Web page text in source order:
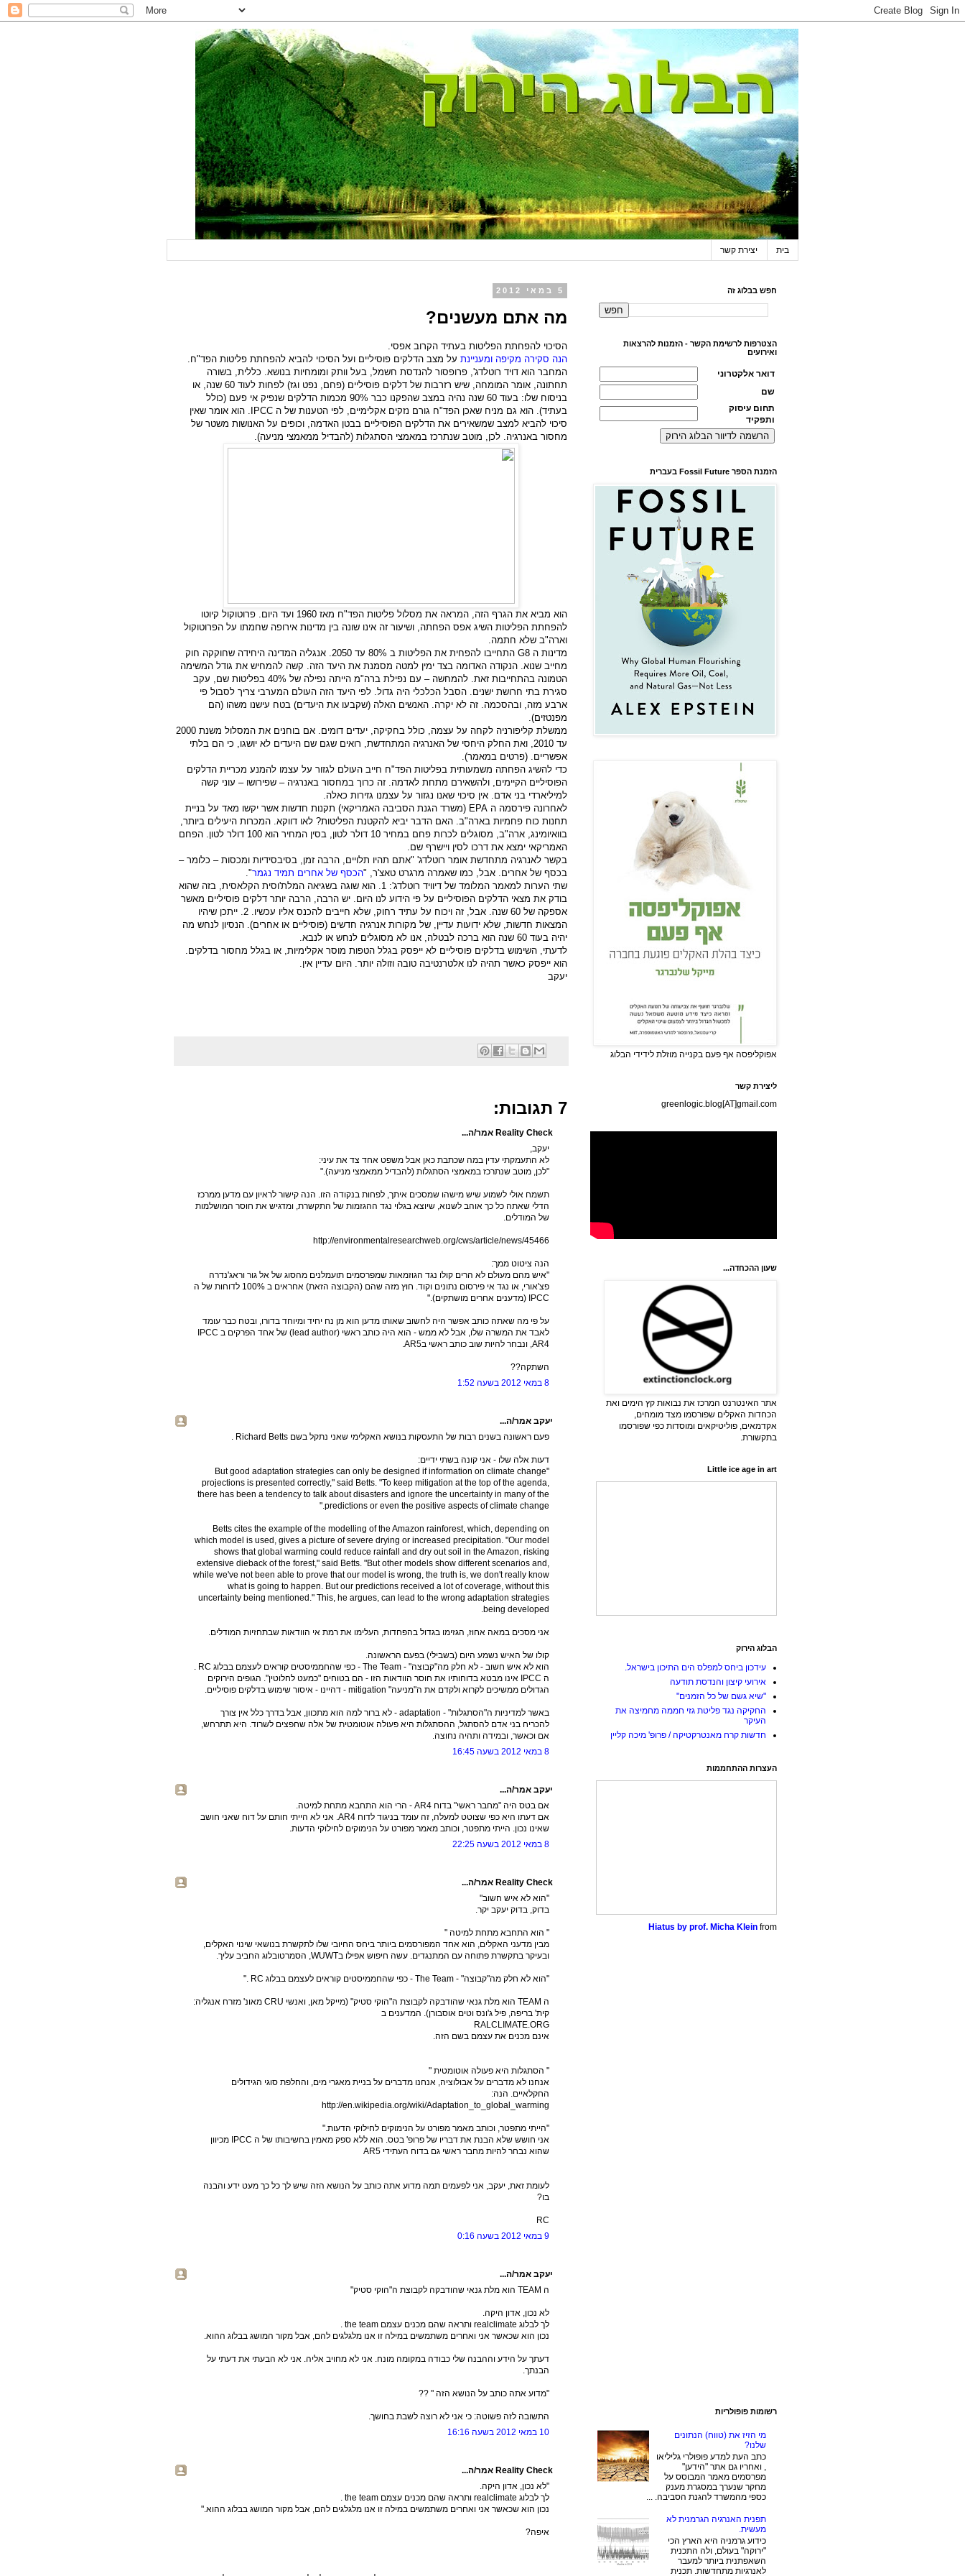
בית יצירת קשר
5 במאי 2012
מה אתם מעשנים?
הסיכוי להפחתת הפליטות בעתיד הקרוב אפסי.
הנה סקירה מקיפה ומעניינת על מצב הדלקים פוסיליים ועל הסיכוי להביא להפחתת פליטות הפד"ח.
המחבר הוא דויד רוטלדג', פרופסור להנדסת חשמל, בעל וותק ומומחיות בנושא. כללית, בשורה
תחתונה, אומר המומחה, שיש רזרבות של דלקים פוסיליים (פחם, נפט וגז) לפחות לעוד 60 שנה, או
בניסוח שלו: בעוד 60 שנה נהיה במצב שהפקנו כבר 90% מכמות הדלקים שנפיק אי פעם (כולל
בעתיד). הוא גם מניח שאכן הפד"ח גורם נזקים אקלימיים, לפי הטענות של ה IPCC . הוא אומר שאין
סיכוי להביא למצב שמשאירים את הדלקים הפוסיליים בבטן האדמה, וכופים על האנושות משטר של
מחסור באנרגיה. לכן, מוטב שנתרכז במאמצי הסתגלות (להבדיל ממאמצי מניעה).
הוא מביא את הגרף הזה, המראה את מסלול פליטות הפד"ח מאז 1960 ועד היום. פרוטוקול קיוטו
להפחתת הפליטות השיג אפס הפחתה, ושיעור זה אינו שונה בין מדינות אירופה שחמתו על הפרוטוקול
וארה"ב שלא חתמה.
מדינות ה G8
התחייבו להפחית את הפליטות ב 80% עד 2050. אנגליה המדינה היחידה שחוקקה חוק
מחייב שנוא. הנקודה האדומה בצד ימין למטה מסמנת את היעד הזה. קשה להמחיש את גודל המשימה
הטמונה בהתחייבות זאת. להמחשה – עם נפילת ברה"מ הייתה נפילה של 40% בפליטות שם, עקב
סגירת בתי חרושת ישנים. הסבל הכלכלי היה גדול. לפי היעד הזה העולם המערבי צריך לסבול פי
ארבע מזה, ובהסכמה. זה לא יקרה. האנשים האלה (שקבעו את היעדים) בטח עישנו משהו (הם
מפנטזים).
ממשלת קליפורניה לקחה על עצמה, כולל בחקיקה, יעדים דומים. אם בוחנים את המסלול משנת 2000
עד 2010, ואת החלק היחסי של האנרגיה המתחדשת, רואים שגם שם היעדים לא יושגו, כי הם בלתי
אפשריים. (פרטים במאמר).
כדי להשיג הפחתה משמעותית בפליטות הפד"ח חייב העולם לגזור על עצמו להמנע מכריית הדלקים
הפוסיליים הקיימים, ולהשאירם מתחת לאדמה. זה כרוך במחסור באנרגיה – שפירושו – עוני קשה
למיליארדי בני אדם. אין סיכוי שאנו נגזור על עצמנו גזירות כאלה.
לאחרונה פירסמה ה EPA (משרד הגנת הסביבה האמריקאי) תקנות חדשות אשר יקשו מאד על בניית
תחנות כוח פחמיות בארה"ב. האם הדבר יביא להקטנת הפליטות? לאו דווקא. המכרות היעילים ביותר,
בוואיומינג, ארה"ב, מסוגלים לכרות פחם במחיר 10 דולר לטון, בסין המחיר הוא 100 דולר לטון. הפחם
האמריקאי ימצא את דרכו לסין ויישרף שם.
בקשר לאנרגיה מתחדשת אומר רוטלדג' "אתם תהיו תלויים, הרבה זמן, בסיבסידיות ומכסות – כלומר –
בכסף של אחרים. אבל, כמו שאמרה מרגרט טאצ'ר, "הכסף של אחרים תמיד נגמר".
שתי הערות למאמר המלומד של דיוויד רוטלדג': 1. הוא שוגה בשגיאה המלת'וסית הקלאסית, בזה שהוא
בודק את מצאי הדלקים הפוסיליים על פי הידוע לנו היום. יש הרבה, הרבה יותר דלקים פוסיליים מאשר
אספקה של 60 שנה. אבל, זה ויכוח על עתיד רחוק, שלא חייבים להכנס אליו עכשיו. 2. ייתכן שיהיו
המצאות חדשות, שלא ידועות עדיין, של מקורות אנרגיה חדשים (פוסיליים או אחרים). הנסיון לנחש מה
יהיה בעוד 60 שנה הוא ברכה לבטלה, אנו לא מסוגלים לנחש או לנבא.
לדעתי, השימוש בדלקים פוסיליים לא ייפסק בגלל הטפות מוסר אקלימיות, או בגלל מחסור בדלקים.
הוא ייפסק כאשר תהיה לנו אלטרנטיבה טובה וזולה יותר. היום עדיין אין.
יעקב
7 תגובות:
Reality Check אמר/ה...
יעקב,
לא התעמקתי עדין במה שכתבת כאן אבל משפט אחד צד את עיני:
"לכן, מוטב שנתרכז במאמצי הסתגלות (להבדיל ממאמצי מניעה)."
תשמח אולי לשמוע שיש מישהו שמסכים איתך, לפחות בנקודה הזו. הנה קישור לראיון עם מדען ממרכז
הדלי שאתה כל כך אוהב לשנוא, שיוצא בגלוי נגד ההגזמות של התקשרת, ומדגיש את חוסר המושלמות
של המודלים.
http://environmentalresearchweb.org/cws/article/news/45466
הנה ציטוט ממך:
"איש מהם מעולם לא הרים קולו נגד הגוזמאות שמפרסמים תועמלנים מהסוג של אל גור וראג'נדרה
פצ'אורי, או נגד אי פירסום נתונים וקוד. חוץ מזה שהם (הקבוצה הזאת) אחראים ב 100% לדוחות של ה
IPCC (מדענים אחרים מושתקים)."
על פי מה שאתה כותב אפשר היה לחשוב שאותו מדען הוא מן נח יחיד ומיוחד בדורו, ובטח כבר עומד
לאבד את המשרה שלו, אבל לא ממש - הוא היה כותב ראשי (lead author) של אחד הפרקים ב IPCC
AR4, ונבחר להיות שוב כותב ראשי בAR5.
השתקה??
8 במאי 2012 בשעה 1:52
יעקב אמר/ה...
פעם ראשונה בשנים רבות של התעסקות בנושא האקלימי שאני נתקל בשם Richard Betts .
דעות אלה שלו - אני קונה בשתי ידיים:
"But good adaptation strategies can only be designed if information on climate change
projections is presented correctly," said Betts. "To keep mitigation at the top of the agenda,
there has been a tendency to talk about disasters and ignore the uncertainty in many of the
predictions or even the positive aspects of climate change."
Betts cites the example of the modelling of the Amazon rainforest, which, depending on
which model is used, gives a picture of severe drying or increased precipitation. "Our model
shows that global warming could reduce rainfall and dry out soil in the Amazon, risking
extensive dieback of the forest," said Betts. "But other models show different scenarios and,
while we've not been able to prove that our model is wrong, the truth is, we don't really know
what is going to happen. But our predictions received a lot of coverage, without this
uncertainty being mentioned." This, he argues, can lead to the wrong adaptation strategies
being developed.
אני מסכים במאה אחוז, הגזימו בגדול בהפחדות, העלימו את רמת אי הוודאות שבתחזיות המודלים.
קולו של האיש נשמע היום (בשבילי) בפעם הראשונה.
הוא לא איש חשוב - לא חלק מה"קבוצה" - The Team - כפי שהחממיסטים קוראים לעצמם בבלוג RC .
ה IPCC אינו מבטא בדוחותיו את חוסר הוודאות הזו - הם בטוחים "כמעט לחלוטין". הגופים הירוקים
הגדולים ממשיכים לקרוא ולקדם את ה"מניעה" mitigation - דהיינו - איסור שימוש בדלקים פוסיליים.
באשר למדיניות ה"הסתגלות" - adaptation - לא ברור למה הוא מתכוון, אבל בדרך כלל אין צורך
להכריח בני אדם להסתגל, ההסתגלות היא פעולה אוטומטית של אלה שחפצים לשרוד. היא תתרחש,
אם וכאשר, ובמידה ותהיה נחוצה.
8 במאי 2012 בשעה 16:45
יעקב אמר/ה...
אם בטס היה "מחבר ראשי" בדוח AR4 - הרי הוא התחבא מתחת למיטה.
אם דעתו היא כפי שצוטט למעלה, זה עומד בניגוד לדוח AR4. אני לא הייתי חותם על דוח שאני חושב
שאינו נכון. הייתי מתפטר, וכותב מאמר מפורט על הנימוקים לחילוקי הדעות.
8 במאי 2012 בשעה 22:25
Reality Check אמר/ה...
"הוא לא איש חשוב"
בדוק, בדוק יעקב יקר.
" הוא התחבא מתחת למיטה "
מבין מדעני האקלים, הוא אחד המפורסמים ביותר ביחס החיובי שלו לתקשרת בנושאי שינוי האקלים,
ובעיקר בתקשרת פתוחה עם המתנגדים. עשה חיפוש אפילו בWUWT, הסמרטובלוג החביב עליך.
"הוא לא חלק מה"קבוצה" - The Team - כפי שהחממיסטים קוראים לעצמם בבלוג RC ."
ה TEAM הוא מלת גנאי שהודבקה לקבוצת ה"הוקי סטיק" (מייקל מאן, ואנשי CRU מאונ' מזרח אנגליה:
קית' בריפה, פיל ג'ונס וטים אוסבורן). המדענים ב
RALCLIMATE.ORG
אינם מכנים את עצמם בשם הזה.
" הסתגלות היא פעולה אוטומטית "
אנחנו לא מדברים על אבולוציה, אנחנו מדברים על בניית מאגרי מים, והחלפת סוגי הגידולים
החקלאיים. הנה:
http://en.wikipedia.org/wiki/Adaptation_to_global_warming
"הייתי מתפטר, וכותב מאמר מפורט על הנימוקים לחילוקי הדעות."
אני חושש שלא הבנת את דבריו של פרופ' בטס. הוא ללא ספק מאמין בחשיבותו של ה IPCC מכיוון
שהוא נבחר להיות מחבר ראשי גם בדוח העתידי AR5
לעומת זאת, יעקב, אני לפעמים תמה מדוע אתה כותב על הנושא הזה שיש לך כל כך מעט ידע והבנה
בו?
RC
9 במאי 2012 בשעה 0:16
יעקב אמר/ה...
ה TEAM הוא מלת גנאי שהודבקה לקבוצת ה"הוקי סטיק"
לא נכון, אדון היקה.
לך לבלוג realclimate ותראה שהם מכנים עצמם the team .
נכון הוא שכאשר אני ואחרים משתמשים במילה זו אנו מלגלגים להם, אבל מקור המושג בבלוג ההוא.
דעתך על הידע וההבנה שלי כבודה במקומה מונח. אני לא מחויב אליה. אני לא הבעתי את דעתי על
הבנתך.
"מדוע אתה כותב על הנושא הזה " ??
התשובה לזה פשוטה: כי אני לא רוצה לשבת בחושך.
10 במאי 2012 בשעה 16:16
Reality Check אמר/ה...
"לא נכון, אדון היקה.
לך לבלוג realclimate ותראה שהם מכנים עצמם the team .
נכון הוא שכאשר אני ואחרים משתמשים במילה זו אנו מלגלגים להם, אבל מקור המושג בבלוג ההוא."
איפה?
חפש בבלוג זה
הצטרפות לרשימת הקשר - הזמנות להרצאות
ואירועים
דואר אלקטרוני
שם
תחום עיסוק
ותפקיד
הזמנת הספר Fossil Future בעברית
אפוקליפסה אף פעם בקנייה מוזלת לידידי הבלוג
ליצירת קשר
greenlogic.blog[AT]gmail.com
שעון ההכחדה...
אתר האינטרנט המרכז את נבואות קץ הימים ואת
הכחדות האקלים שפורסמו מצד מומחים,
אקדמאים, פוליטיקאים ומוסדות כפי שפורסמו
בתקשורת.
Little ice age in art
הבלוג הירוק
עידכון ביחס למפלס הים התיכון בישראל.
אירועי קיצון והנדסת תודעה
"שיא גשם של כל הזמנים"
החקיקה נגד פליטת גזי חממה מחמיצה את
העיקר
חדשות קרח מאנטרקטיקה / פרופ' מיכה קליין
העצרות ההתחממות
Hiatus by prof. Micha Klein from
רשומות פופולריות
מי הזיז את (טווח) הנתונים
שלנו?
כתב העת למדע פופולרי גליליאו
, ואחריו גם אתר "הידען"
מפרסמים מאמר המבוסס על
מחקר שנערך במסגרת מענק
כספי מהמשרד להגנת הסביבה. ...
תפנית האנרגיה הגרמנית לא
מעשית.
כידוע גרמניה היא הארץ הכי
"ירוקה" בעולם, ולה התכנית
השאפתנית ביותר למעבר
לאנרגיות מתחדשות. תכנית